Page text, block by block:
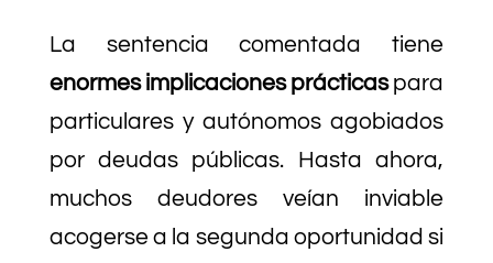
La sentencia comentada tiene
enormes implicaciones prácticaspara
particulares y autónomos agobiados
por deudas públicas. Hasta ahora,
muchos deudores veían inviable
acogerse a la segunda oportunidad si